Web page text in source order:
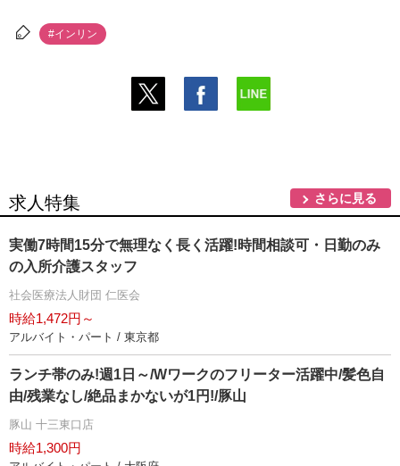
#インリン
求人特集 さらに見る
実働7時間15分で無理なく長く活躍!時間相談可・日勤のみ
の入所介護スタッフ
社会医療法人財団 仁医会
時給1,472円～
アルバイト・パート / 東京都
ランチ帯のみ!週1日～/Wワークのフリーター活躍中/髪色自
由/残業なし/絶品まかないが1円!/豚山
豚山 十三東口店
時給1,300円